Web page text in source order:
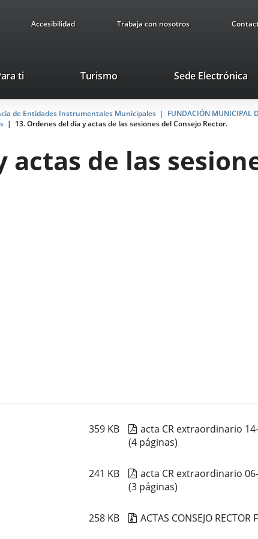
Accesibilidad Trabaja con nosotros
ti TurismoEste
se
abrirá
en
ventana
nueva.
Sede Electrónica
de Entidades Instrumentales Municipales FUNDACIÓN MUNICIPAL
13. Ordenes del día y actas de las sesiones del Consejo Rector.
actas de las
359 KB
acta CR extraordinario
(4 páginas)
241 KB
acta CR extraordinario
(3 páginas)
258 KB
ACTAS CONSEJO RECTOR